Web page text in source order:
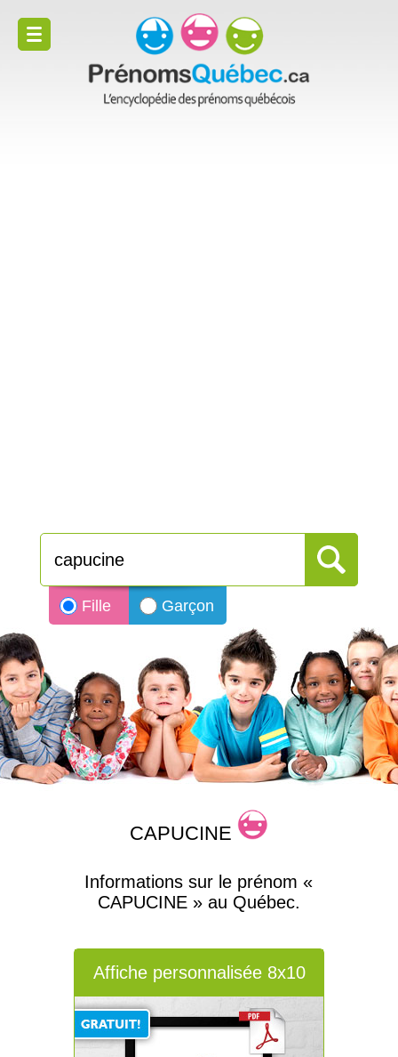
Fille Garçon
CAPUCINE
Informations sur le prénom «
CAPUCINE » au Québec.
Affiche personnalisée 8x10